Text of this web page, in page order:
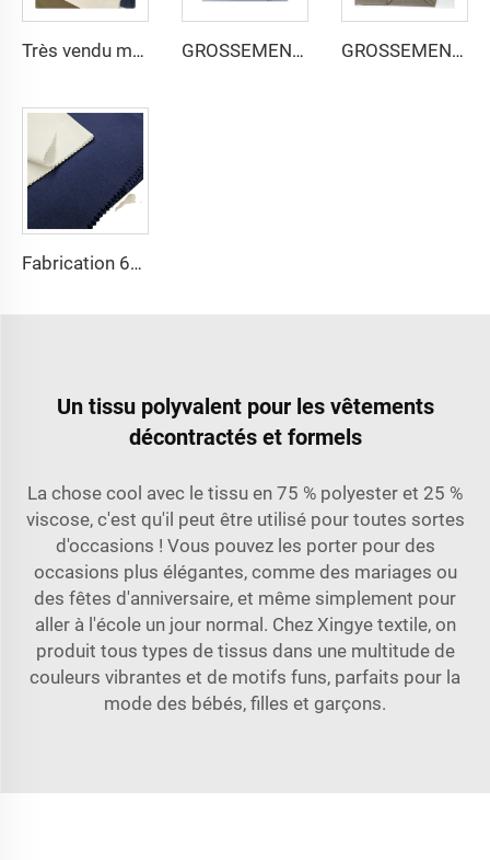
Très vendu microfibre tissu thobe arabe pour hommes polyester filé tissu toyobo tissu chemise thobe arabe GROSSEMENT tissu microfibre pour hommes polyester filé tissu toyobo tissu chemise thobe arabe GROSSEMENT tissu thobe arabe pour hommes polyester filé tissu toyobo tissu chemise thobe arabe
Fabrication 65 % polyester 35 % coton pour doublure jeans tissu uni TC TWILL Teint pour tissu de travail
Un tissu polyvalent pour les vêtements
décontractés et formels
La chose cool avec le tissu en 75 % polyester et 25 %
viscose, c'est qu'il peut être utilisé pour toutes sortes
d'occasions ! Vous pouvez les porter pour des
occasions plus élégantes, comme des mariages ou
des fêtes d'anniversaire, et même simplement pour
aller à l'école un jour normal. Chez Xingye textile, on
produit tous types de tissus dans une multitude de
couleurs vibrantes et de motifs funs, parfaits pour la
mode des bébés, filles et garçons.